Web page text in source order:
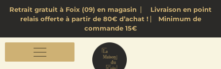
Retrait gratuit à Foix (09) en magasin ⎸ Livraison en point
relais offerte à partir de 80€ d’achat ! ⎸ Minimum de
commande 15€